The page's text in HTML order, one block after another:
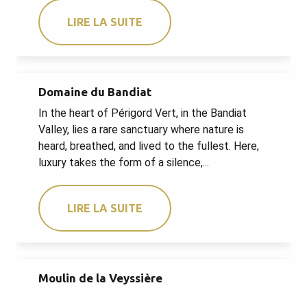
LIRE LA SUITE
Domaine du Bandiat
In the heart of Périgord Vert, in the Bandiat
Valley, lies a rare sanctuary where nature is
heard, breathed, and lived to the fullest. Here,
luxury takes the form of a silence,...
LIRE LA SUITE
Moulin de la Veyssière